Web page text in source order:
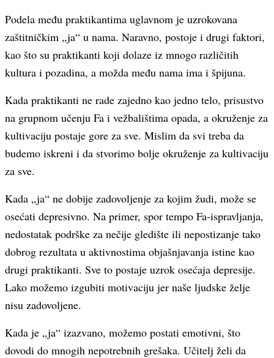
Podela među praktikantima uglavnom je uzrokovana
zaštitničkim „ja“ u nama. Naravno, postoje i drugi faktori,
kao što su praktikanti koji dolaze iz mnogo različitih
kultura i pozadina, a možda među nama ima i špijuna.
Kada praktikanti ne rade zajedno kao jedno telo, prisustvo
na grupnom učenju Fa i vežbalištima opada, a okruženje za
kultivaciju postaje gore za sve. Mislim da svi treba da
budemo iskreni i da stvorimo bolje okruženje za kultivaciju
za sve.
Kada „ja“ ne dobije zadovoljenje za kojim žudi, može se
osećati depresivno. Na primer, spor tempo Fa-ispravljanja,
nedostatak podrške za nečije gledište ili nepostizanje tako
dobrog rezultata u aktivnostima objašnjavanja istine kao
drugi praktikanti. Sve to postaje uzrok osećaja depresije.
Lako možemo izgubiti motivaciju jer naše ljudske želje
nisu zadovoljene.
Kada je „ja“ izazvano, možemo postati emotivni, što
dovodi do mnogih nepotrebnih grešaka. Učitelj želi da